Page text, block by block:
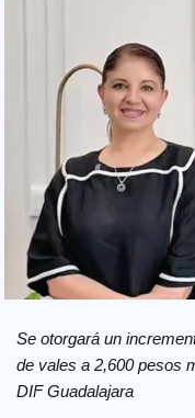
Se otorgará un
de vales a 2,600 pesos
DIF Guadalajara